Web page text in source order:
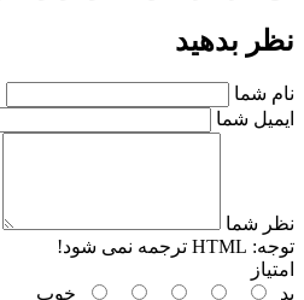
نظر بدهید
نام شما
ایمیل شما
نظر شما
توجه:
امتیاز
بد
خوب